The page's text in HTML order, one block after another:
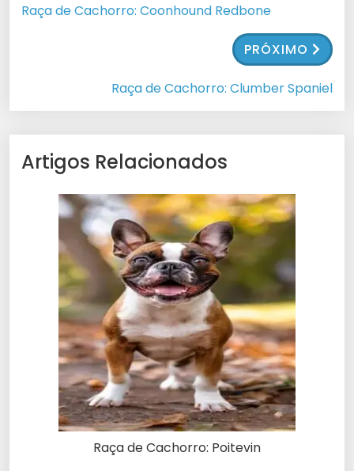
Raça de Cachorro: Coonhound Redbone
PRÓXIMO
Raça de Cachorro: Clumber Spaniel
Artigos Relacionados
Raça de Cachorro: Poitevin